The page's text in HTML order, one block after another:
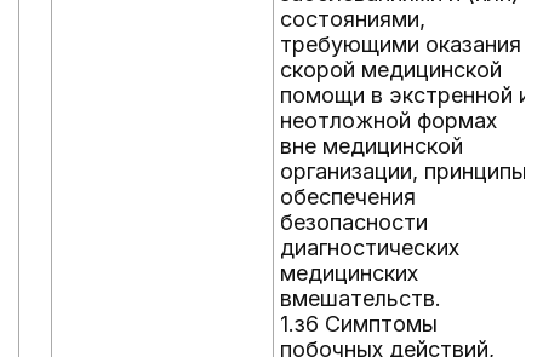
состояниями,
требующими оказания
скорой медицинской
помощи в экстренной и
неотложной формах
вне медицинской
организации, принципы
обеспечения
безопасности
диагностических
медицинских
вмешательств.
1.з6 Симптомы
побочных действий,